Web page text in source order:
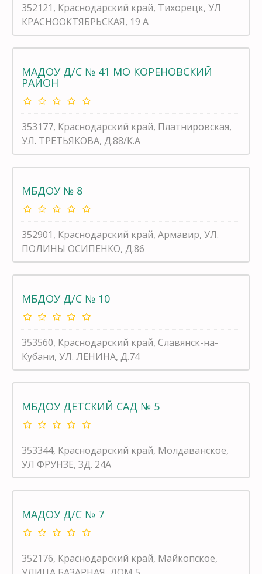
352121, Краснодарский край, Тихорецк, УЛ
КРАСНООКТЯБРЬСКАЯ, 19 А
МАДОУ Д/С № 41 МО КОРЕНОВСКИЙ
РАЙОН
353177, Краснодарский край, Платнировская,
УЛ. ТРЕТЬЯКОВА, Д.88/К.А
МБДОУ № 8
352901, Краснодарский край, Армавир, УЛ.
ПОЛИНЫ ОСИПЕНКО, Д.86
МБДОУ Д/С № 10
353560, Краснодарский край, Славянск-на-
Кубани, УЛ. ЛЕНИНА, Д.74
МБДОУ ДЕТСКИЙ САД № 5
353344, Краснодарский край, Молдаванское,
УЛ ФРУНЗЕ, ЗД. 24А
МАДОУ Д/С № 7
352176, Краснодарский край, Майкопское,